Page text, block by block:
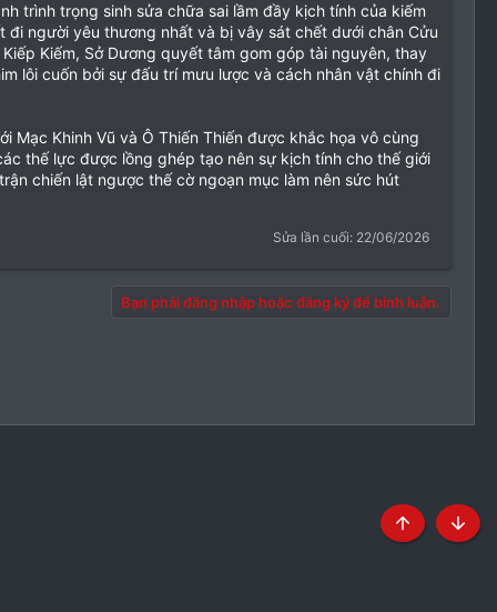
trình trọng sinh sửa chữa sai lầm đầy kịch tính của kiếm
người yêu thương nhất và bị vây sát chết dưới chân Cửu
Kiếm, Sở Dương quyết tâm gom góp tài nguyên, thay
lôi cuốn bởi sự đấu trí mưu lược và cách nhân vật chính đi
Khinh Vũ và Ô Thiến Thiến được khắc họa vô cùng
thế lực được lồng ghép tạo nên sự kịch tính cho thế giới
chiến lật ngược thế cờ ngoạn mục làm nên sức hút
Sửa lần cuối: 22/06/2026
Bạn phải đăng nhập hoặc đăng ký để bình luận.
Top